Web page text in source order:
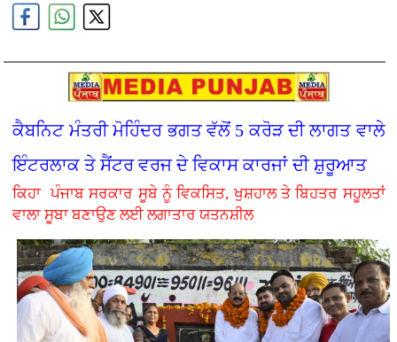
ਕੈਬਨਿਟ ਮੰਤਰੀ ਮੋਹਿੰਦਰ ਭਗਤ ਵੱਲੋਂ 5 ਕਰੋੜ ਦੀ ਲਾਗਤ ਵਾਲੇ
ਇੰਟਰਲਾਕ ਤੇ ਸੈਂਟਰ ਵਰਜ ਦੇ ਵਿਕਾਸ ਕਾਰਜਾਂ ਦੀ ਸ਼ੁਰੂਆਤ
ਕਿਹਾ ਪੰਜਾਬ ਸਰਕਾਰ ਸੂਬੇ ਨੂੰ ਵਿਕਸਿਤ, ਖੁਸ਼ਹਾਲ ਤੇ ਬਿਹਤਰ ਸਹੂਲਤਾਂ
ਵਾਲਾ ਸੂਬਾ ਬਣਾਉਣ ਲਈ ਲਗਾਤਾਰ ਯਤਨਸ਼ੀਲ